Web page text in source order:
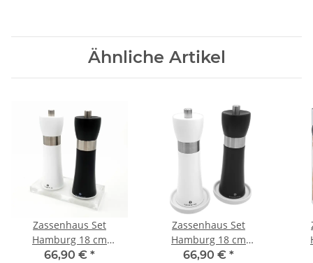
Ähnliche Artikel
Zassenhaus Set
Hamburg 18 cm
Pfeffermühle &
66,90 € *
Zassenhaus Set
Hamburg 18 cm
Pfeffermühle &
66,90 € *